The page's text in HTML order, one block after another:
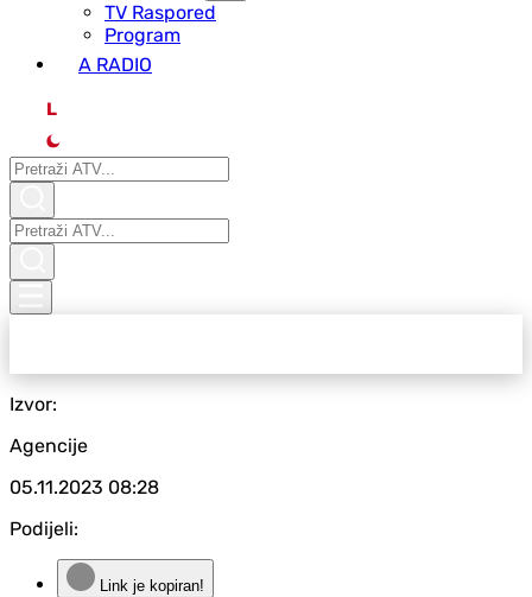
ТV Raspored
Program
A RADIO
L
Izvor:
Agencije
05.11.2023 08:28
Podijeli:
Link je kopiran!